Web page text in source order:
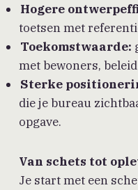
Hogere
toetsen met
Toekomstwaarde:
met bewoners,
Sterke
die je bureau
opgave.
Van schets tot
Je start met een